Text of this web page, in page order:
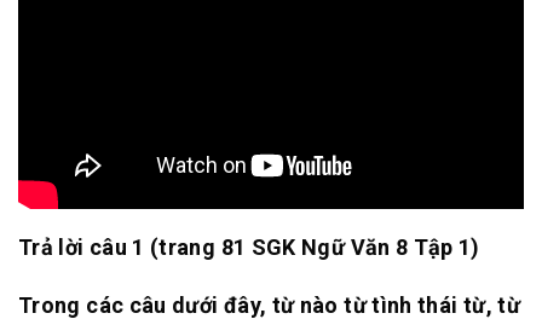
Trả lời câu 1 (trang 81 SGK Ngữ Văn 8 Tập 1)
Trong các câu dưới đây, từ nào từ tình thái từ, từ